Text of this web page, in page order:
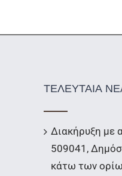
ΤΕΛΕΥΤΑΙΑ
Διακήρυξη
509041,
κάτω των